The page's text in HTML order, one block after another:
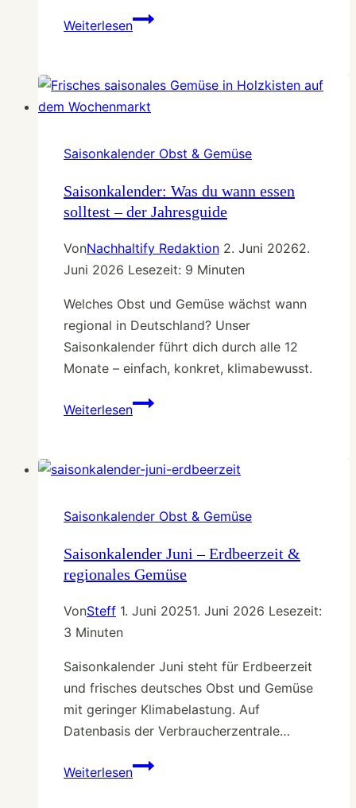
WeiterlesenWelttierschutztag
einfache
Tipps
mehr
Saisonkalender Obst & Gemüse
Saisonkalender: Was du wann essen
solltest – der Jahresguide
VonNachhaltify Redaktion 2. Juni 20262.
Juni 2026 Lesezeit: 9 Minuten
Welches Obst und Gemüse wächst wann
regional in Deutschland? Unser
Saisonkalender führt dich durch alle 12
Monate – einfach, konkret, klimabewusst.
WeiterlesenSaisonkalender:
wann
solltest
der
Jahresguide
Saisonkalender Obst & Gemüse
Saisonkalender Juni – Erdbeerzeit &
regionales Gemüse
VonSteff 1. Juni 20251. Juni 2026 Lesezeit:
3 Minuten
Saisonkalender Juni steht für Erdbeerzeit
und frisches deutsches Obst und Gemüse
mit geringer Klimabelastung. Auf
Datenbasis der Verbraucherzentrale…
WeiterlesenSaisonkalender